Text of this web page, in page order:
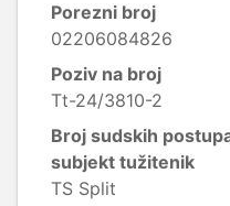
Porezni broj
02206084826
Poziv na broj
Tt-24/3810-2
Broj sudskih
subjekt tužitenik
TS Split